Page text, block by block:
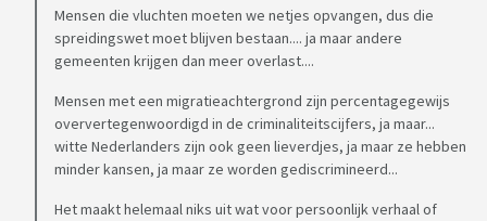
Mensen die vluchten moeten we netjes opvangen, dus die
spreidingswet moet blijven bestaan.... ja maar andere
gemeenten krijgen dan meer overlast....
Mensen met een migratieachtergrond zijn percentagegewijs
oververtegenwoordigd in de criminaliteitscijfers, ja maar...
witte Nederlanders zijn ook geen lieverdjes, ja maar ze hebben
minder kansen, ja maar ze worden gediscrimineerd...
Het maakt helemaal niks uit wat voor persoonlijk verhaal of